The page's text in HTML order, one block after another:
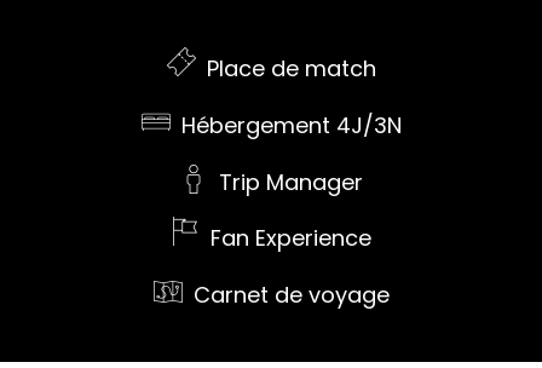
Place de match
Hébergement 4J/3N
Trip Manager
Fan Experience
Carnet de voyage